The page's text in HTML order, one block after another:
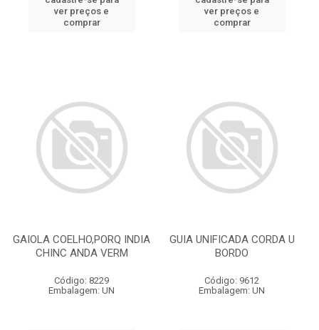
ver preços e
comprar
ver preços e
comprar
GAIOLA COELHO,PORQ INDIA
CHINC ANDA VERM
Código: 8229
Embalagem: UN
GUIA UNIFICADA CORDA U
BORDO
Código: 9612
Embalagem: UN